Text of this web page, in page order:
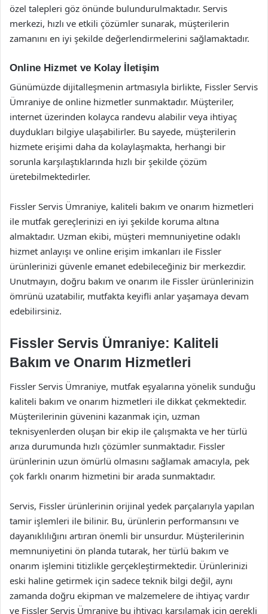
özel talepleri göz önünde bulundurulmaktadır. Servis
merkezi, hızlı ve etkili çözümler sunarak, müşterilerin
zamanını en iyi şekilde değerlendirmelerini sağlamaktadır.
Online Hizmet ve Kolay İletişim
Günümüzde dijitalleşmenin artmasıyla birlikte, Fissler Servis
Ümraniye de online hizmetler sunmaktadır. Müşteriler,
internet üzerinden kolayca randevu alabilir veya ihtiyaç
duydukları bilgiye ulaşabilirler. Bu sayede, müşterilerin
hizmete erişimi daha da kolaylaşmakta, herhangi bir
sorunla karşılaştıklarında hızlı bir şekilde çözüm
üretebilmektedirler.
Fissler Servis Ümraniye, kaliteli bakım ve onarım hizmetleri
ile mutfak gereçlerinizi en iyi şekilde koruma altına
almaktadır. Uzman ekibi, müşteri memnuniyetine odaklı
hizmet anlayışı ve online erişim imkanları ile Fissler
ürünlerinizi güvenle emanet edebileceğiniz bir merkezdir.
Unutmayın, doğru bakım ve onarım ile Fissler ürünlerinizin
ömrünü uzatabilir, mutfakta keyifli anlar yaşamaya devam
edebilirsiniz.
Fissler Servis Ümraniye: Kaliteli
Bakım ve Onarım Hizmetleri
Fissler Servis Ümraniye, mutfak eşyalarına yönelik sunduğu
kaliteli bakım ve onarım hizmetleri ile dikkat çekmektedir.
Müşterilerinin güvenini kazanmak için, uzman
teknisyenlerden oluşan bir ekip ile çalışmakta ve her türlü
arıza durumunda hızlı çözümler sunmaktadır. Fissler
ürünlerinin uzun ömürlü olmasını sağlamak amacıyla, pek
çok farklı onarım hizmetini bir arada sunmaktadır.
Servis, Fissler ürünlerinin orijinal yedek parçalarıyla yapılan
tamir işlemleri ile bilinir. Bu, ürünlerin performansını ve
dayanıklılığını artıran önemli bir unsurdur. Müşterilerinin
memnuniyetini ön planda tutarak, her türlü bakım ve
onarım işlemini titizlikle gerçekleştirmektedir. Ürünlerinizi
eski haline getirmek için sadece teknik bilgi değil, aynı
zamanda doğru ekipman ve malzemelere de ihtiyaç vardır
ve Fissler Servis Ümraniye bu ihtiyacı karşılamak için gerekli